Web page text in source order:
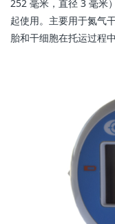
252 毫米，直径 3 毫米
起使用。主要用于氮气
胎和干细胞在托运过程